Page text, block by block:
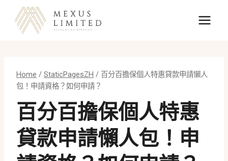
content
Home / StaticPagesZH / 百分百擔保個人特惠貸款申請懶人
包！申請資格？如何申請？
百分百擔保個人特惠
貸款申請懶人包！申